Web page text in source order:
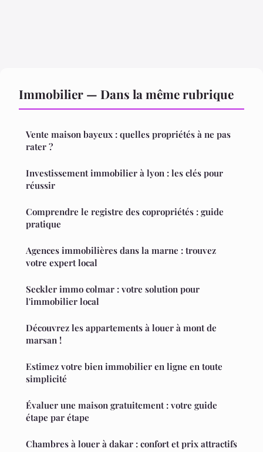
Immobilier — Dans la même rubrique
Vente maison bayeux : quelles propriétés à ne pas
rater ?
Investissement immobilier à lyon : les clés pour
réussir
Comprendre le registre des copropriétés : guide
pratique
Agences immobilières dans la marne : trouvez
votre expert local
Seckler immo colmar : votre solution pour
l'immobilier local
Découvrez les appartements à louer à mont de
marsan !
Estimez votre bien immobilier en ligne en toute
simplicité
Évaluer une maison gratuitement : votre guide
étape par étape
Chambres à louer à dakar : confort et prix attractifs